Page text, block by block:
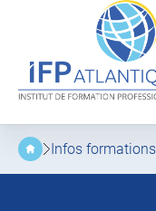
menu
principal
contenu
Infos